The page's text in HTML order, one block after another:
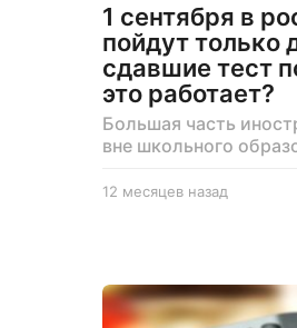
1 сентября в
пойдут только
сдавшие тест
это работает?
Большая часть
вне школьного
12 месяцев назад
я
ц